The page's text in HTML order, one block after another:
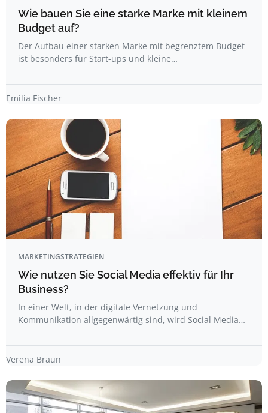
Wie bauen Sie eine starke Marke mit kleinem
Budget auf?
Der Aufbau einer starken Marke mit begrenztem Budget
ist besonders für Start-ups und kleine…
Emilia Fischer
MARKETINGSTRATEGIEN
Wie nutzen Sie Social Media effektiv für Ihr
Business?
In einer Welt, in der digitale Vernetzung und
Kommunikation allgegenwärtig sind, wird Social Media…
Verena Braun